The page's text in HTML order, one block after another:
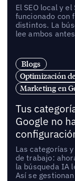
El SEO local y
funcionado con
distintos. La
lee ambos
Blogs
Optimización
Marketing en
Tus
Google no
Las categorías
de trabajo:
la búsqueda IA
Así se